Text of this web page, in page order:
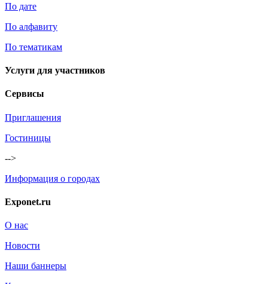
По дате
По алфавиту
По тематикам
Услуги для участников
Сервисы
Приглашения
Гостиницы
-->
Информация о городах
Exponet.ru
О нас
Новости
Наши баннеры